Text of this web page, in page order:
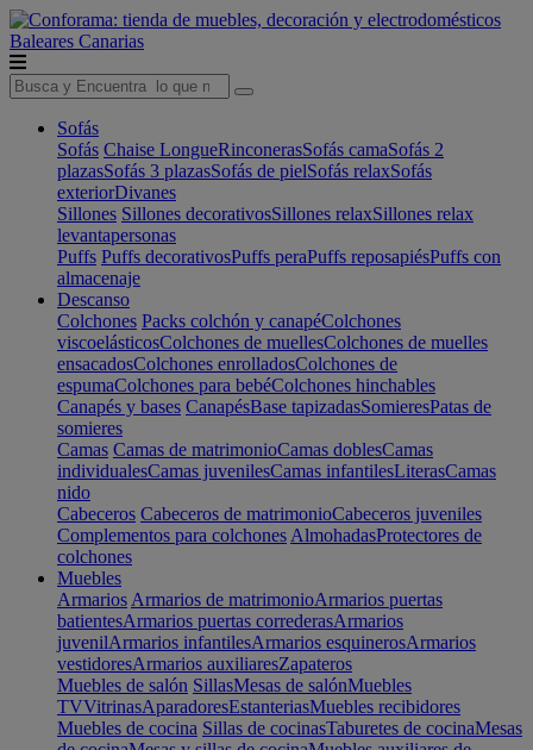
Baleares Canarias
Sofás
Sofás Chaise LongueRinconerasSofás camaSofás 2
plazasSofás 3 plazasSofás de pielSofás relaxSofás
exteriorDivanes
Sillones Sillones decorativosSillones relaxSillones relax
levantapersonas
Puffs Puffs decorativosPuffs peraPuffs reposapiésPuffs con
almacenaje
Descanso
Colchones Packs colchón y canapéColchones
viscoelásticosColchones de muellesColchones de muelles
ensacadosColchones enrolladosColchones de
espumaColchones para bebéColchones hinchables
Canapés y bases CanapésBase tapizadasSomieresPatas de
somieres
Camas Camas de matrimonioCamas doblesCamas
individualesCamas juvenilesCamas infantilesLiterasCamas
nido
Cabeceros Cabeceros de matrimonioCabeceros juveniles
Complementos para colchones AlmohadasProtectores de
colchones
Muebles
Armarios Armarios de matrimonioArmarios puertas
batientesArmarios puertas correderasArmarios
juvenilArmarios infantilesArmarios esquinerosArmarios
vestidoresArmarios auxiliaresZapateros
Muebles de salón SillasMesas de salónMuebles
TVVitrinasAparadoresEstanteriasMuebles recibidores
Muebles de cocina Sillas de cocinasTaburetes de cocinaMesas